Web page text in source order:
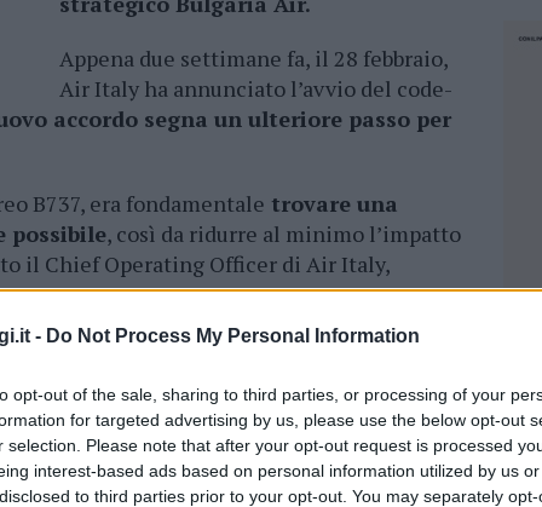
- Do Not Process My Personal Information
opt-out of the sale, sharing to third parties, or processing of your
for targeted advertising by us, please use the below opt-out
selection. Please note that after your opt-out request is processed
interest-based ads based on personal information utilized by us
to third parties prior to your opt-out. You may separately
Appena due settimane fa, il 28 febbraio,
Air Italy ha annunciato l’avvio del code-
accordo segna un ulteriore passo per
B737, era fondamentale trovare una
possibile, così da ridurre al minimo l’impatto
il Chief Operating Officer di Air Italy,
Bulgaria Air – e in particolare al
da Ivo Kamenov, Chief
una delle principlai holding della
Air, e del Chief Executive Officer di
riusciti a noleggiare un loro aereo A319